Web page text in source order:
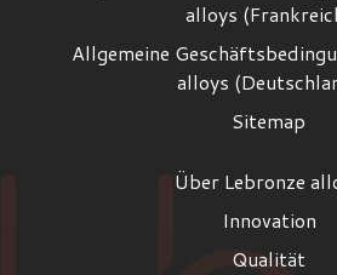
alloys
Allgemeine
alloys
Sitemap
Über Lebronze
Innovation
Qualität